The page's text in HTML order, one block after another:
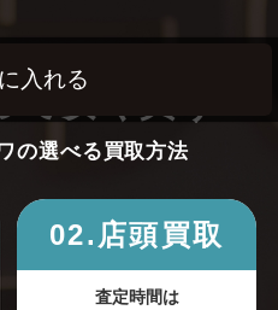
入れる
て安く買う！
の選べる買取方法
02.店頭買取
査定時間は